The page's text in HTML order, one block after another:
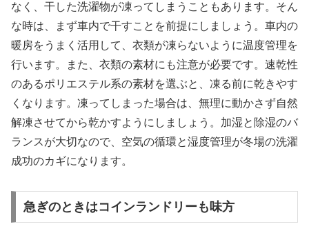
なく、干した洗濯物が凍ってしまうこともあります。そん
な時は、まず車内で干すことを前提にしましょう。車内の
暖房をうまく活用して、衣類が凍らないように温度管理を
行います。また、衣類の素材にも注意が必要です。速乾性
のあるポリエステル系の素材を選ぶと、凍る前に乾きやす
くなります。凍ってしまった場合は、無理に動かさず自然
解凍させてから乾かすようにしましょう。加湿と除湿のバ
ランスが大切なので、空気の循環と湿度管理が冬場の洗濯
成功のカギになります。
急ぎのときはコインランドリーも味方